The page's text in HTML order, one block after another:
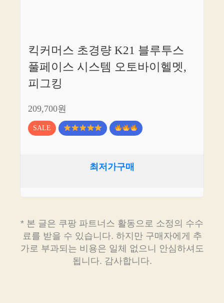
킥커머스 초경량 K21 블루투스
풀페이스 시스템 오토바이헬멧,
피그킹
209,700원
SALE
최저가구매
* 본 글은 쿠팡 파트너스 활동으로 소정의 수수
료를 받을 수 있습니다. 하지만 구매자에게 추
가로 부과되는 비용은 일체 없으니 안심하셔도
됩니다. 감사합니다.